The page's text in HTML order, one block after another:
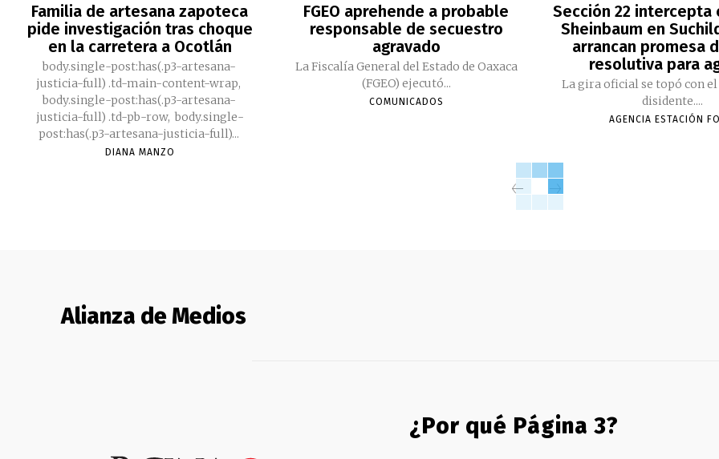
Familia de artesana zapoteca
pide investigación tras choque
en la carretera a Ocotlán
body.single-post:has(.p3-artesana-
justicia-full) .td-main-content-wrap,
body.single-post:has(.p3-artesana-
justicia-full) .td-pb-row, body.single-
post:has(.p3-artesana-justicia-full)...
DIANA MANZO
FGEO aprehende a probable
responsable de secuestro
agravado
La Fiscalía General del Estado de Oaxaca
(FGEO) ejecutó...
COMUNICADOS
Sección 22 intercepta
Sheinbaum en
arrancan promesa
resolutiva para
La gira oficial se topó con
disidente....
AGENCIA ESTACIÓN
Alianza de Medios
¿Por qué Página 3?